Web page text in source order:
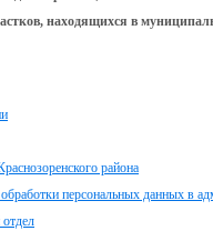
находящихся в
района
персональных данных в